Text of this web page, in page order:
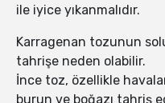
ile iyice yıkanmalıdır.
Karragenan tozunun
tahrişe neden olabilir.
İnce toz, özellikle
burun ve boğazı tahriş